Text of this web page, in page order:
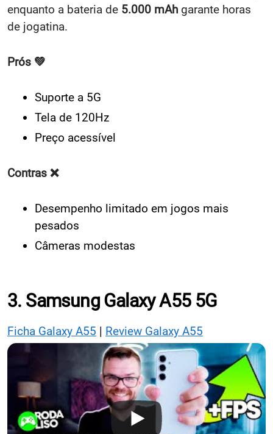
enquanto a bateria de 5.000 mAh garante horas
de jogatina.
Prós 💚
Suporte a 5G
Tela de 120Hz
Preço acessível
Contras ❌
Desempenho limitado em jogos mais
pesados
Câmeras modestas
3. Samsung Galaxy A55 5G
Ficha Galaxy A55 | Review Galaxy A55